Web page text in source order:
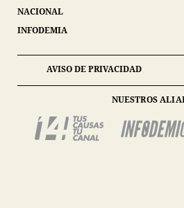
NACIONAL
INFODEMIA
AVISO DE PRIVACIDAD
NUESTROS